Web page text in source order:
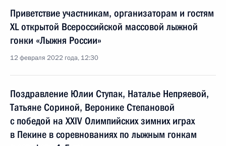
Приветствие участникам, организаторам и гостям
XL открытой Всероссийской массовой лыжной
гонки «Лыжня России»
12 февраля 2022 года, 12:30
Поздравление Юлии Ступак, Наталье Непряевой,
Татьяне Сориной, Веронике Степановой
с победой на XXIV Олимпийских зимних играх
в Пекине в соревнованиях по лыжным гонкам